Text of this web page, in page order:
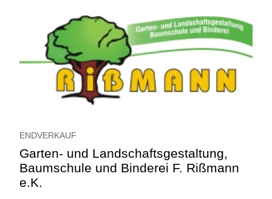
ENDVERKAUF
Garten- und Landschaftsgestaltung,
Baumschule und Binderei F. Rißmann
e.K.